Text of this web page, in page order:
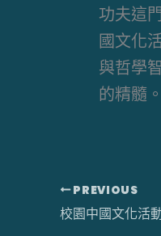
功夫這
國文化
與哲學
的精髓。
PREVIOUS
校園中國文化活